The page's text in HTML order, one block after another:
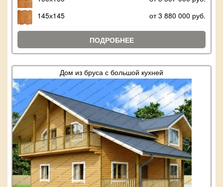
145х145
от 3 880 000 руб.
ПОДРОБНЕЕ
Дом из бруса с большой кухней